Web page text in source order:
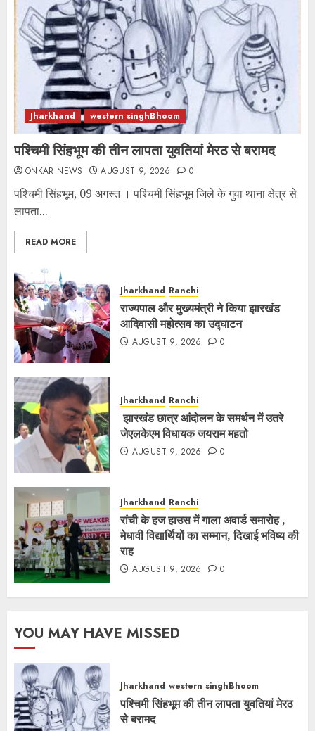
Jharkhand western singhBhoom
पश्चिमी सिंहभूम की तीन लापता युवतियां मेरठ से बरामद
ONKAR NEWS AUGUST 9, 2026 0
पश्चिमी सिंहभूम, 09 अगस्त । पश्चिमी सिंहभूम जिले के गुवा थाना क्षेत्र से
लापता...
READ MORE
Jharkhand Ranchi
राज्यपाल और मुख्यमंत्री ने किया झारखंड
आदिवासी महोत्सव का उद्घाटन
AUGUST 9, 2026 0
Jharkhand Ranchi
झारखंड छात्र आंदोलन के समर्थन में उतरे
जेएलकेएम विधायक जयराम महतो
AUGUST 9, 2026 0
Jharkhand Ranchi
रांची के हज हाउस में गाला अवार्ड समारोह ,
मेधावी विद्यार्थियों का सम्मान, दिखाई भविष्य की
राह
AUGUST 9, 2026 0
YOU MAY HAVE MISSED
Jharkhand western singhBhoom
पश्चिमी सिंहभूम की तीन लापता युवतियां मेरठ
से बरामद